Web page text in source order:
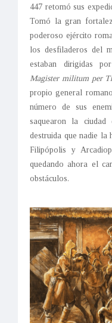
447 retomó sus
Tomó la gran
poderoso ejército
los desfiladeros del
estaban dirigidas
Magister militum per
propio general
número de sus
saquearon la
destruida que nadie la
Filipópolis y
quedando ahora el
obstáculos.